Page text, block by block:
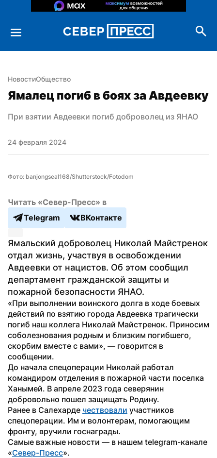
НовостиОбщество
Ямалец погиб в боях за Авдеевку
При взятии Авдеевки погиб доброволец из ЯНАО
24 февраля 2024
Фото: banjongseal168/Shutterstock/Fotodom
Читать «Север-Пресс» в
Telegram
ВКонтакте
Ямальский доброволец Николай Майстренок
отдал жизнь, участвуя в освобождении
Авдеевки от нацистов. Об этом сообщил
департамент гражданской защиты и
пожарной безопасности ЯНАО.
«При выполнении воинского долга в ходе боевых
действий по взятию города Авдеевка трагически
погиб наш коллега Николай Майстренок. Приносим
соболезнования родным и близким погибшего,
скорбим вместе с вами», — говорится в
сообщении.
До начала спецоперации Николай работал
командиром отделения в пожарной части поселка
Ханымей. В апреле 2023 года северянин
добровольно пошел защищать Родину.
Ранее в Салехарде чествовали участников
спецоперации. Им и волонтерам, помогающим
фронту, вручили госнаграды.
Самые важные новости — в нашем telegram-канале
«Север-Пресс».